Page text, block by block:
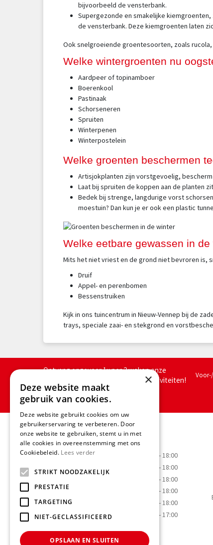
bijvoorbeeld de vensterbank.
Supergezonde en smakelijke
de vensterbank. Deze kiemgroenten laten
Ook snelgroeiende groentesoorten, zoals
Welke wintergroenten nu
Aardpeer of topinamboer
Boerenkool
Pastinaak
Schorseneren
Spruiten
Winterpenen
Winterpostelein
Welke groenten beschermen
Artisjokplanten zijn vorstgevoelig,
Laat bij spruiten de koppen aan de planten
Bedek bij strenge, langdurige vorst
moestuin? Dan kun je er ook een plastic
Welke eetbare gewassen in
Mits het niet vriest en de grond niet bevroren is,
Druif
Appel- en perenbomen
Bessenstruiken
Kijk in ons tuincentrum in Nieuw-Vennep bij de
trays, speciale zaai- en stekgrond en
Ontvang ongeveer 1x per 2 weken onze
nieuwsbrief met acties, nieuws & activiteiten!
We slaan jouw gegevens op conform
onzeprivacy policy.
Openingstijden
Maandag
09:00 - 18:00
09:00 - 18:00
09:00 - 18:00
Donderdag
09:00 - 18:00
Vrijdag
09:00 - 18:00
Zaterdag
09:00 - 17:00
×
Deze website maakt
gebruik van cookies.
Deze website gebruikt cookies om uw
gebruikerservaring te verbeteren. Door
onze website te gebruiken, stemt u in met
alle cookies in overeenstemming met ons
Cookiebeleid. Lees verder
STRIKT NOODZAKELIJK
PRESTATIE
TARGETING
NIET-GECLASSIFICEERD
OPSLAAN EN SLUITEN